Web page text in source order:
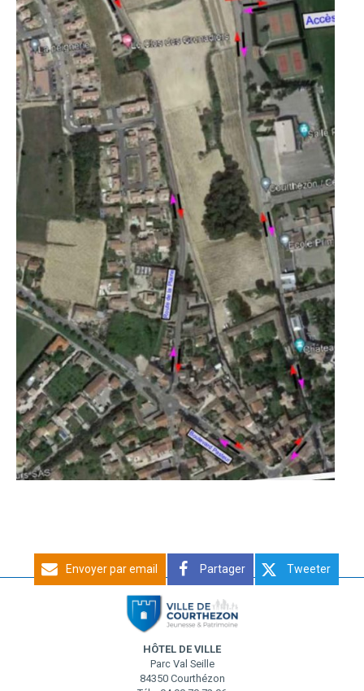
Envoyer par email Partager Tweeter
HÔTEL DE VILLE
Parc Val Seille
84350 Courthézon